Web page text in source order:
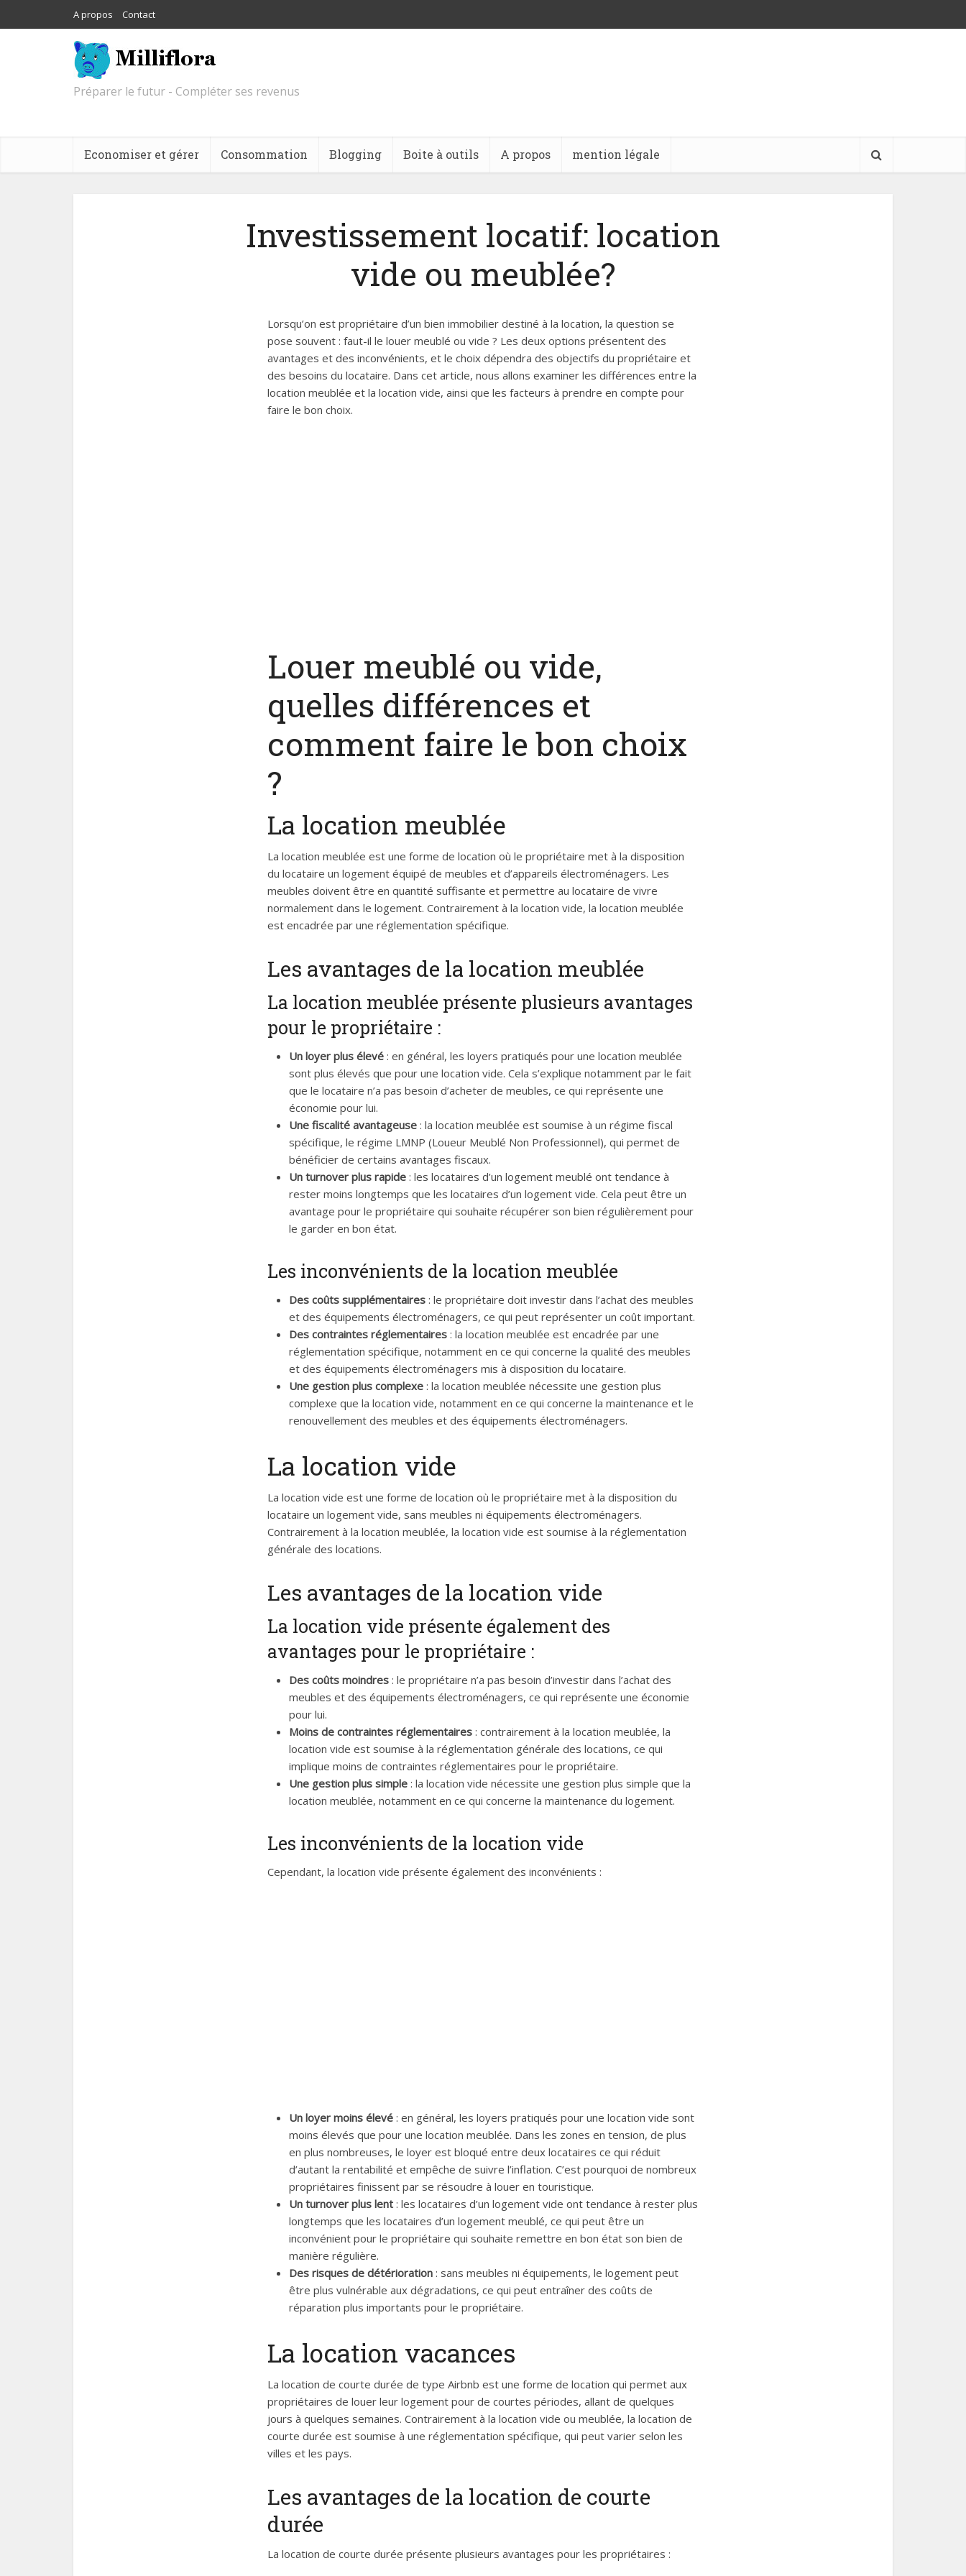
A propos Contact
Préparer le futur - Compléter ses revenus
Economiser et gérer Consommation Blogging Boite à outils A propos mention légale
Investissement locatif: location
vide ou meublée?
Lorsqu’on est propriétaire d’un bien immobilier destiné à la location, la question se
pose souvent : faut-il le louer meublé ou vide ? Les deux options présentent des
avantages et des inconvénients, et le choix dépendra des objectifs du propriétaire et
des besoins du locataire. Dans cet article, nous allons examiner les différences entre la
location meublée et la location vide, ainsi que les facteurs à prendre en compte pour
faire le bon choix.
Louer meublé ou vide,
quelles différences et
comment faire le bon choix
?
La location meublée
La location meublée est une forme de location où le propriétaire met à la disposition
du locataire un logement équipé de meubles et d’appareils électroménagers. Les
meubles doivent être en quantité suffisante et permettre au locataire de vivre
normalement dans le logement. Contrairement à la location vide, la location meublée
est encadrée par une réglementation spécifique.
Les avantages de la location meublée
La location meublée présente plusieurs avantages
pour le propriétaire :
Un loyer plus élevé : en général, les loyers pratiqués pour une location meublée
sont plus élevés que pour une location vide. Cela s’explique notamment par le fait
que le locataire n’a pas besoin d’acheter de meubles, ce qui représente une
économie pour lui.
Une fiscalité avantageuse : la location meublée est soumise à un régime fiscal
spécifique, le régime LMNP (Loueur Meublé Non Professionnel), qui permet de
bénéficier de certains avantages fiscaux.
Un turnover plus rapide : les locataires d’un logement meublé ont tendance à
rester moins longtemps que les locataires d’un logement vide. Cela peut être un
avantage pour le propriétaire qui souhaite récupérer son bien régulièrement pour
le garder en bon état.
Les inconvénients de la location meublée
Des coûts supplémentaires : le propriétaire doit investir dans l’achat des meubles
et des équipements électroménagers, ce qui peut représenter un coût important.
Des contraintes réglementaires : la location meublée est encadrée par une
réglementation spécifique, notamment en ce qui concerne la qualité des meubles
et des équipements électroménagers mis à disposition du locataire.
Une gestion plus complexe : la location meublée nécessite une gestion plus
complexe que la location vide, notamment en ce qui concerne la maintenance et le
renouvellement des meubles et des équipements électroménagers.
La location vide
La location vide est une forme de location où le propriétaire met à la disposition du
locataire un logement vide, sans meubles ni équipements électroménagers.
Contrairement à la location meublée, la location vide est soumise à la réglementation
générale des locations.
Les avantages de la location vide
La location vide présente également des
avantages pour le propriétaire :
Des coûts moindres : le propriétaire n’a pas besoin d’investir dans l’achat des
meubles et des équipements électroménagers, ce qui représente une économie
pour lui.
Moins de contraintes réglementaires : contrairement à la location meublée, la
location vide est soumise à la réglementation générale des locations, ce qui
implique moins de contraintes réglementaires pour le propriétaire.
Une gestion plus simple : la location vide nécessite une gestion plus simple que la
location meublée, notamment en ce qui concerne la maintenance du logement.
Les inconvénients de la location vide
Cependant, la location vide présente également des inconvénients :
Un loyer moins élevé : en général, les loyers pratiqués pour une location vide sont
moins élevés que pour une location meublée. Dans les zones en tension, de plus
en plus nombreuses, le loyer est bloqué entre deux locataires ce qui réduit
d’autant la rentabilité et empêche de suivre l’inflation. C’est pourquoi de nombreux
propriétaires finissent par se résoudre à louer en touristique.
Un turnover plus lent : les locataires d’un logement vide ont tendance à rester plus
longtemps que les locataires d’un logement meublé, ce qui peut être un
inconvénient pour le propriétaire qui souhaite remettre en bon état son bien de
manière régulière.
Des risques de détérioration : sans meubles ni équipements, le logement peut
être plus vulnérable aux dégradations, ce qui peut entraîner des coûts de
réparation plus importants pour le propriétaire.
La location vacances
La location de courte durée de type Airbnb est une forme de location qui permet aux
propriétaires de louer leur logement pour de courtes périodes, allant de quelques
jours à quelques semaines. Contrairement à la location vide ou meublée, la location de
courte durée est soumise à une réglementation spécifique, qui peut varier selon les
villes et les pays.
Les avantages de la location de courte
durée
La location de courte durée présente plusieurs avantages pour les propriétaires :